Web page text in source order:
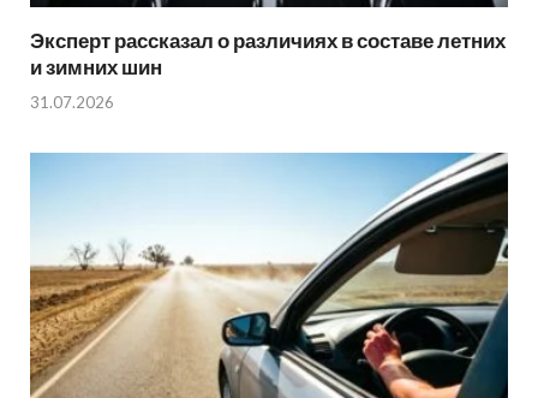
Эксперт рассказал о различиях в составе летних
и зимних шин
31.07.2026